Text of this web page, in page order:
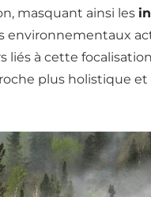
masquant ainsi les
environnementaux
liés à cette
plus holistique